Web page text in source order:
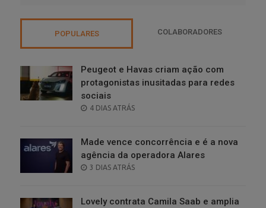
POPULARES COLABORADORES
Peugeot e Havas criam ação com
protagonistas inusitadas para redes
sociais
POSTED
4 DIAS ATRÁS
Made vence concorrência e é a nova
agência da operadora Alares
POSTED
3 DIAS ATRÁS
Lovely contrata Camila Saab e amplia